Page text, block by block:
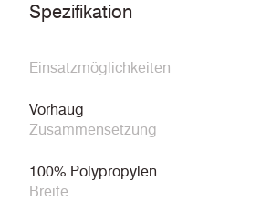
Spezifikation
Einsatzmöglichkeiten
Vorhaug
Zusammensetzung
100% Polypropylen
Breite